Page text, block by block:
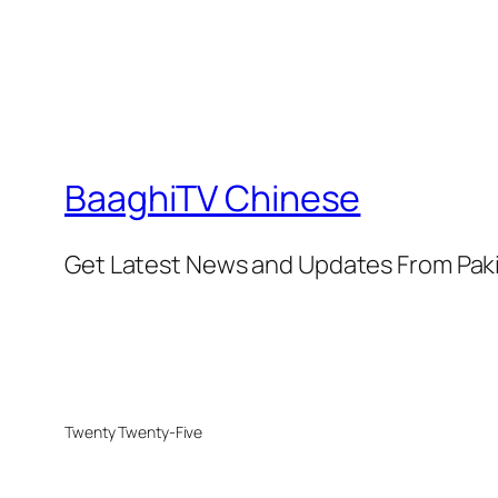
BaaghiTV Chinese
Get Latest News and Updates From
Twenty Twenty-Five